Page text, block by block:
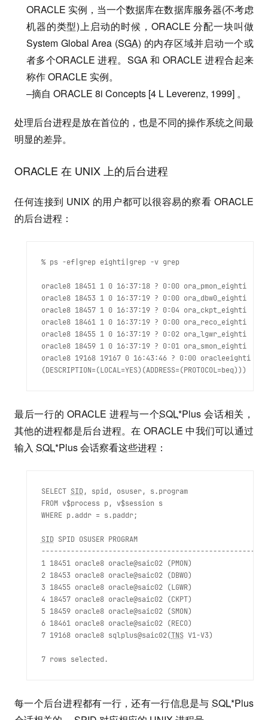
ORACLE 实例，当一个数据库在数据库服务器(不考虑
机器的类型)上启动的时候，ORACLE 分配一块叫做
System Global Area (SGA) 的内存区域并启动一个或
者多个ORACLE 进程。SGA 和 ORACLE 进程合起来
称作 ORACLE 实例。
–摘自 ORACLE 8i Concepts [4 L Leverenz, 1999] 。
处理后台进程是放在首位的，也是不同的操作系统之间最
明显的差异。
ORACLE 在 UNIX 上的后台进程
任何连接到 UNIX 的用户都可以很容易的察看 ORACLE
的后台进程：
% ps -ef|grep eighti|grep -v grep
oracle8 18451 1 0 16:37:18 ? 0:00 ora_pmon_eighti
oracle8 18453 1 0 16:37:19 ? 0:00 ora_dbw0_eighti
oracle8 18457 1 0 16:37:19 ? 0:04 ora_ckpt_eighti
oracle8 18461 1 0 16:37:19 ? 0:00 ora_reco_eighti
oracle8 18455 1 0 16:37:19 ? 0:02 ora_lgwr_eighti
oracle8 18459 1 0 16:37:19 ? 0:01 ora_smon_eighti
oracle8 19168 19167 0 16:43:46 ? 0:00 oracleeighti
最后一行的 ORACLE 进程与一个SQL*Plus 会话相关，
其他的进程都是后台进程。在 ORACLE 中我们可以通过
输入 SQL*Plus 会话察看这些进程：
SELECT SID , spid, osuser, s.program
FROM v$process p, v$session s
WHERE p.addr = s.paddr;
SID SPID OSUSER PROGRAM
1 18451 oracle8 oracle@saic02 (PMON)
2 18453 oracle8 oracle@saic02 (DBW0)
3 18455 oracle8 oracle@saic02 (LGWR)
4 18457 oracle8 oracle@saic02 (CKPT)
5 18459 oracle8 oracle@saic02 (SMON)
6 18461 oracle8 oracle@saic02 (RECO)
7 19168 oracle8 sqlplus@saic02(TNS V1-V3)
每一个后台进程都有一行，还有一行信息是与 SQL*Plus